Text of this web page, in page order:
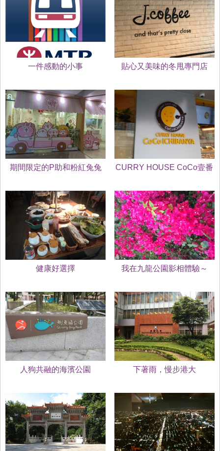
一件感動的小事 貼心又美味的冬甩專門店
期間限定的P助和粉紅兔兔
CURRY HOUSE CoCo壹番
健康好選擇
我在九龍公園影相體驗～
人狗共融的海濱公園 下著雨，慢步港大